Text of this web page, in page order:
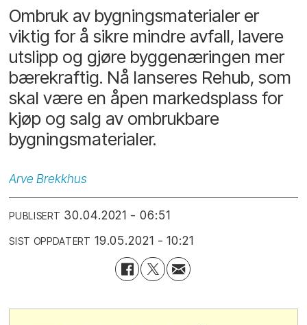
Ombruk av bygningsmaterialer er
viktig for å sikre mindre avfall, lavere
utslipp og gjøre byggenæringen mer
bærekraftig. Nå lanseres Rehub, som
skal være en åpen markedsplass for
kjøp og salg av ombrukbare
bygningsmaterialer.
Arve Brekkhus
PUBLISERT 30.04.2021 - 06:51
SIST OPPDATERT 19.05.2021 - 10:21